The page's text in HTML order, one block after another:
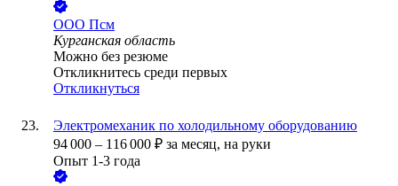
ООО Псм
Курганская область
Можно без резюме
Откликнитесь среди первых
Откликнуться
Электромеханик по холодильному оборудованию
94 000 – 116 000 ₽ за месяц, на руки
Опыт 1-3 года